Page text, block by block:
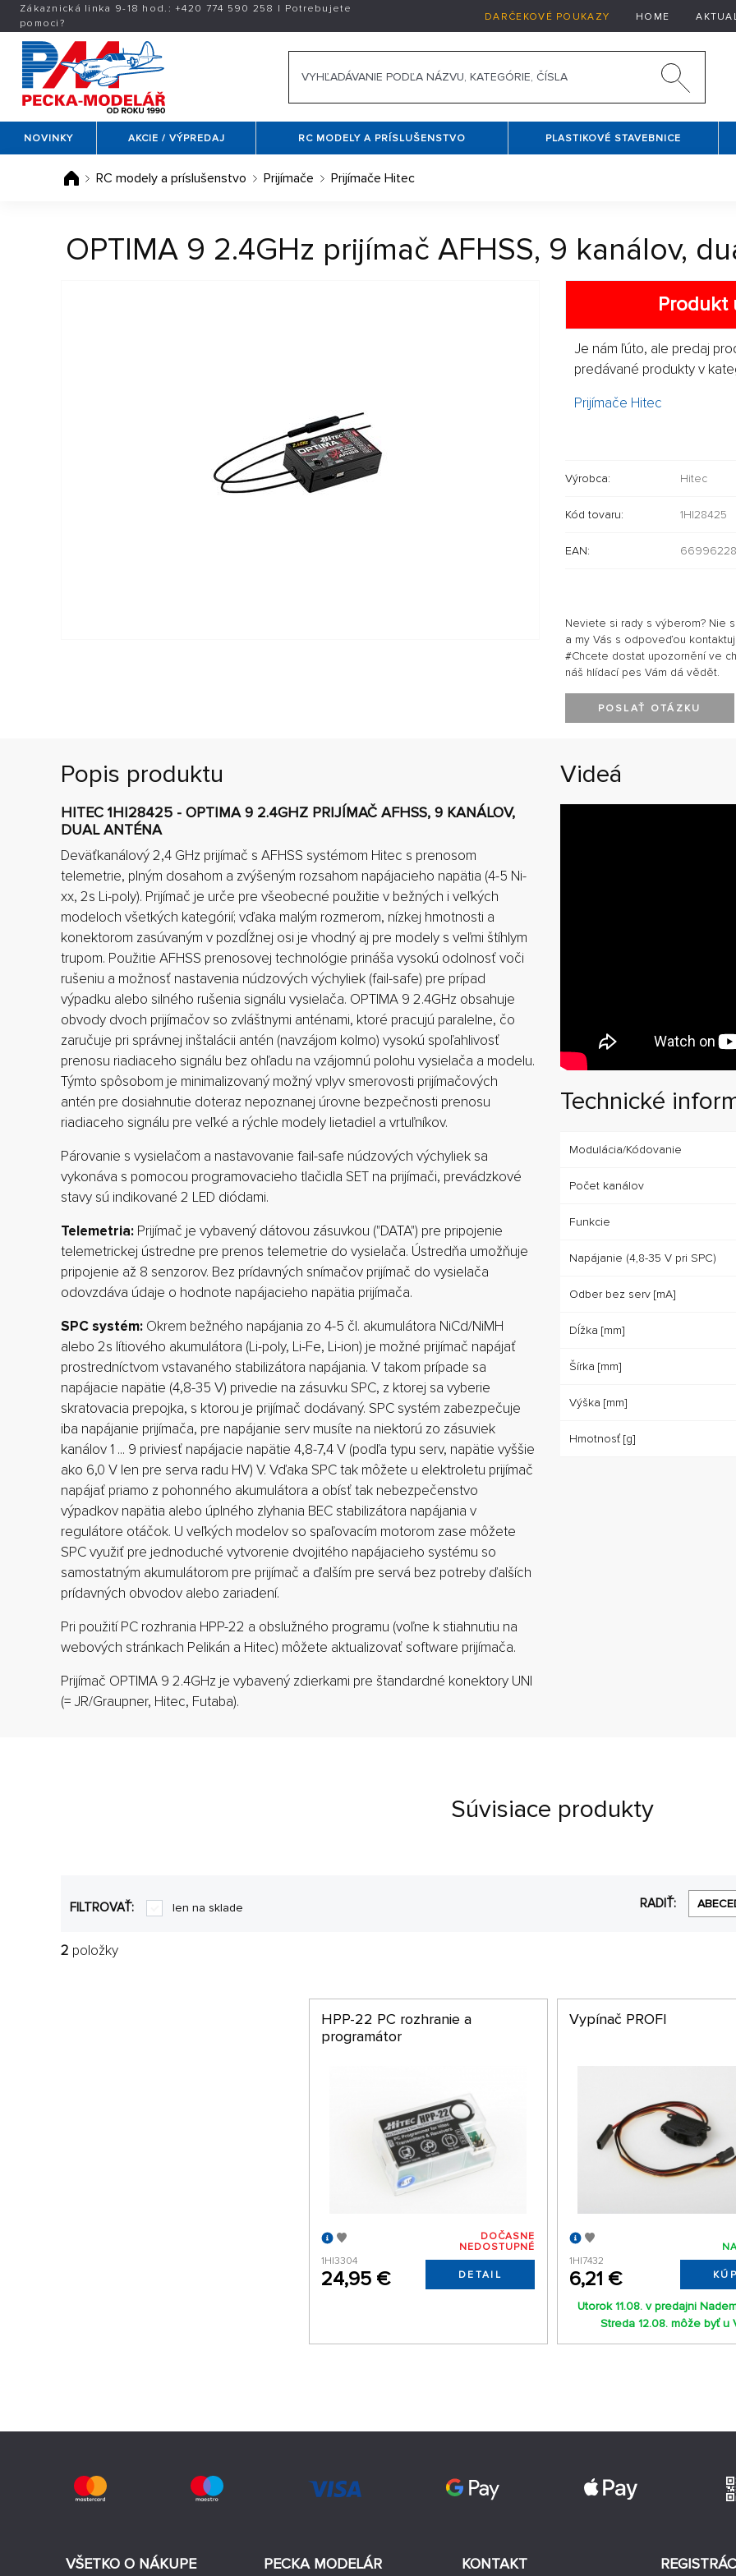
Zákaznická linka 9-18 hod.:+420 774 590 258 | Potrebujete
pomoci?
DARČEKOVÉ POUKAZY HOME
NOVINKY AKCIE / VÝPREDAJ RC MODELY A PRÍSLUŠENSTVO PLASTIKOVÉ STAVEBNICE
RC modely a príslušenstvo Prijímače Prijímače Hitec
OPTIMA 9 2.4GHz prijímač AFHSS, 9 kanálov,
Produkt
Je nám ľúto, ale predaj
predávané produkty v
Prijímače Hitec
Výrobca: Hitec
Kód tovaru: 1HI28425
EAN:
Neviete si rady s výberom? Nie
a my Vás s odpoveďou
#Chcete dostat upozornění ve
náš hlídací pes Vám dá vědět.
POSLAŤ OTÁZKU
Popis produktu
HITEC 1HI28425 - OPTIMA 9 2.4GHZ PRIJÍMAČ AFHSS, 9 KANÁLOV,
DUAL ANTÉNA
Deväťkanálový 2,4 GHz prijímač s AFHSS systémom Hitec s prenosom
telemetrie, plným dosahom a zvýšeným rozsahom napájacieho napätia (4-5 Ni-
xx, 2s Li-poly). Prijímač je urče pre všeobecné použitie v bežných i veľkých
modeloch všetkých kategórií; vďaka malým rozmerom, nízkej hmotnosti a
konektorom zasúvaným v pozdĺžnej osi je vhodný aj pre modely s veľmi štíhlym
trupom. Použitie AFHSS prenosovej technológie prináša vysokú odolnosť voči
rušeniu a možnosť nastavenia núdzových výchyliek (fail-safe) pre prípad
výpadku alebo silného rušenia signálu vysielača. OPTIMA 9 2.4GHz obsahuje
obvody dvoch prijímačov so zvláštnymi anténami, ktoré pracujú paralelne, čo
zaručuje pri správnej inštalácii antén (navzájom kolmo) vysokú spoľahlivosť
prenosu riadiaceho signálu bez ohľadu na vzájomnú polohu vysielača a modelu.
Týmto spôsobom je minimalizovaný možný vplyv smerovosti prijímačových
antén pre dosiahnutie doteraz nepoznanej úrovne bezpečnosti prenosu
riadiaceho signálu pre veľké a rýchle modely lietadiel a vrtuľníkov.
Párovanie s vysielačom a nastavovanie fail-safe núdzových výchyliek sa
vykonáva s pomocou programovacieho tlačidla SET na prijímači, prevádzkové
stavy sú indikované 2 LED diódami.
Telemetria: Prijímač je vybavený dátovou zásuvkou ("DATA") pre pripojenie
telemetrickej ústredne pre prenos telemetrie do vysielača. Ústredňa umožňuje
pripojenie až 8 senzorov. Bez prídavných snímačov prijímač do vysielača
odovzdáva údaje o hodnote napájacieho napätia prijímača.
SPC systém: Okrem bežného napájania zo 4-5 čl. akumulátora NiCd/NiMH
alebo 2s lítiového akumulátora (Li-poly, Li-Fe, Li-ion) je možné prijímač napájať
prostredníctvom vstavaného stabilizátora napájania. V takom prípade sa
napájacie napätie (4,8-35 V) privedie na zásuvku SPC, z ktorej sa vyberie
skratovacia prepojka, s ktorou je prijímač dodávaný. SPC systém zabezpečuje
iba napájanie prijímača, pre napájanie serv musíte na niektorú zo zásuviek
kanálov 1 ... 9 priviesť napájacie napätie 4,8-7,4 V (podľa typu serv, napätie vyššie
ako 6,0 V len pre serva radu HV) V. Vďaka SPC tak môžete u elektroletu prijímač
napájať priamo z pohonného akumulátora a obísť tak nebezpečenstvo
výpadkov napätia alebo úplného zlyhania BEC stabilizátora napájania v
regulátore otáčok. U veľkých modelov so spaľovacím motorom zase môžete
SPC využiť pre jednoduché vytvorenie dvojitého napájacieho systému so
samostatným akumulátorom pre prijímač a ďalším pre servá bez potreby ďalších
prídavných obvodov alebo zariadení.
Pri použití PC rozhrania HPP-22 a obslužného programu (voľne k stiahnutiu na
webových stránkach Pelikán a Hitec) môžete aktualizovať software prijímača.
Prijímač OPTIMA 9 2.4GHz je vybavený zdierkami pre štandardné konektory UNI
(= JR/Graupner, Hitec, Futaba).
Videá
Technické
Modulácia/Kódovanie
Počet kanálov
Funkcie
Napájanie (4,8-35 V pri SPC)
Odber bez serv [mA]
Dĺžka [mm]
Šírka [mm]
Výška [mm]
Hmotnosť [g]
Súvisiace produkty
FILTROVAŤ: len na sklade RADIŤ:
2 položky
HPP-22 PC rozhranie a
programátor
1HI3304
24,95 €
DOČASNE
NEDOSTUPNÉ
DETAIL
Vypínač PROFI
1HI7432
6,21 €
Utorok 11.08. v predajni
Streda 12.08. môže byť u
VŠETKO O NÁKUPE PECKA MODELÁR KONTAKT